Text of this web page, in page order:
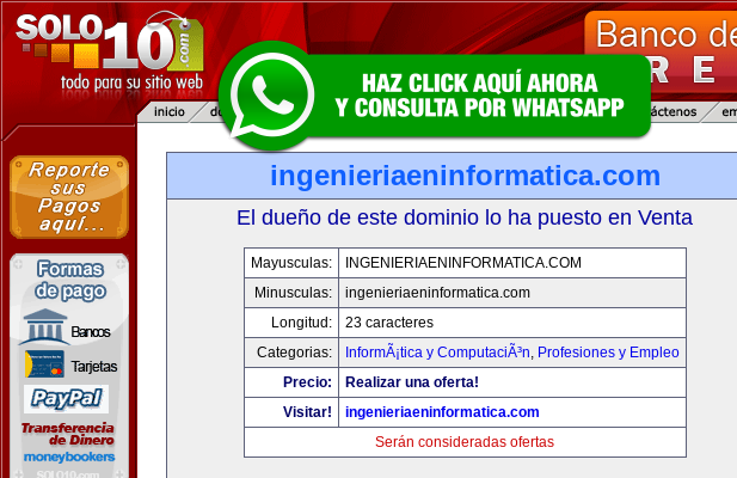
ingenieriaeninformatica.com
El dueño de este dominio lo ha puesto en Venta
Mayusculas:
INGENIERIAENINFORMATICA.COM
Minusculas:
ingenieriaeninformatica.com
Longitud:
23 caracteres
Categorias:
InformÃ¡tica y ComputaciÃ³n, Profesiones y Empleo
Precio:
Realizar una oferta!
Visitar!
ingenieriaeninformatica.com
Serán consideradas ofertas